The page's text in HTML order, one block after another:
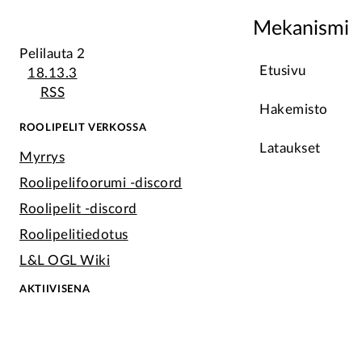
Mekanismi
Etusivu
Hakemisto
Lataukset
Pelilauta 2
18.13.3
RSS
ROOLIPELIT VERKOSSA
Myrrys
Roolipelifoorumi -discord
Roolipelit -discord
Roolipelitiedotus
L&L OGL Wiki
AKTIIVISENA